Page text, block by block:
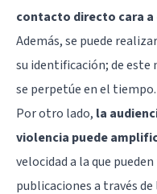
contacto directo cara
Además, se puede
su identificación; de este
se perpetúe en el tiempo.
Por otro lado, la
violencia puede
velocidad a la que
publicaciones a través